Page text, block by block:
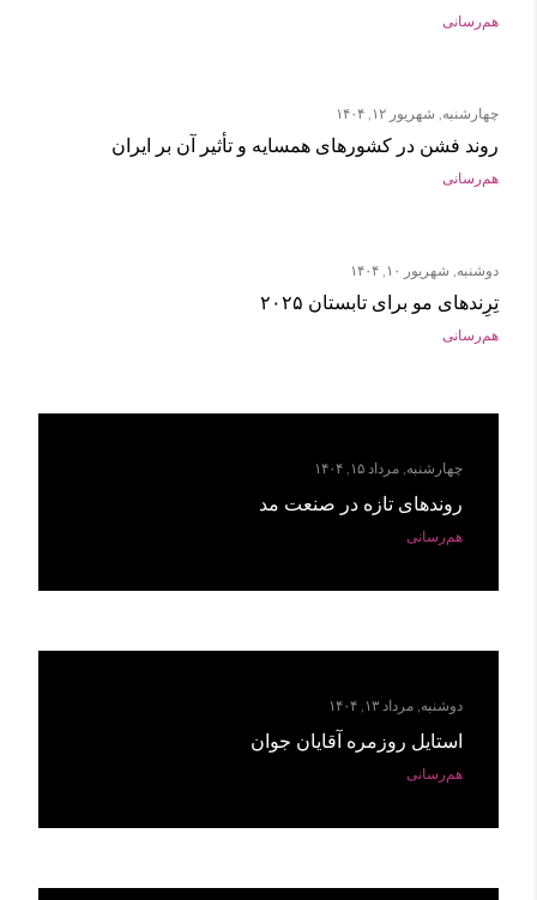
هم‌رسانی
چهارشنبه, شهریور ۱۲, ۱۴۰۴
روند فشن در کشورهای همسایه و تأثیر آن بر ایران
هم‌رسانی
دوشنبه, شهریور ۱۰, ۱۴۰۴
تِرِندهای مو برای تابستان ۲۰۲۵
هم‌رسانی
چهارشنبه, مرداد ۱۵, ۱۴۰۴
روندهای تازه در صنعت مد
هم‌رسانی
دوشنبه, مرداد ۱۳, ۱۴۰۴
استایل روزمره آقایان جوان
هم‌رسانی